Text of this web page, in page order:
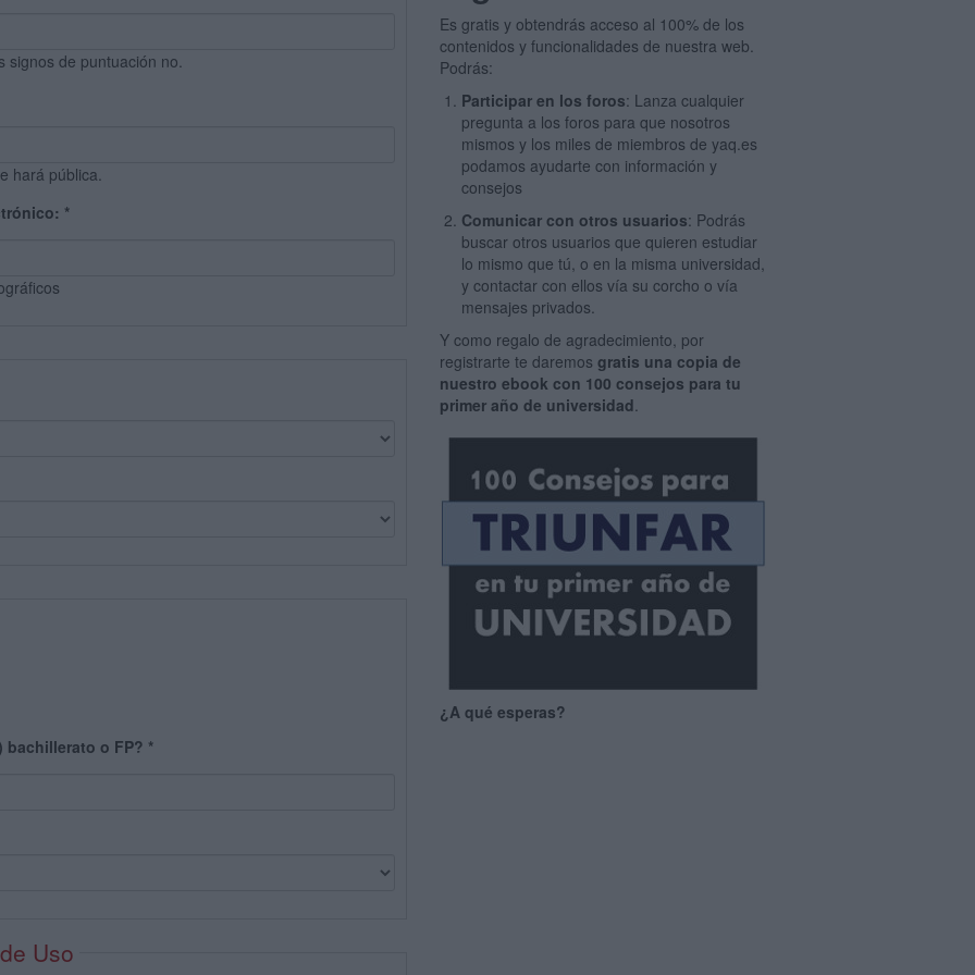
signos de puntuación no.
hará pública.
*
bachillerato o FP? *
Uso
Es gratis y obtendrás acceso al 100% de los
contenidos y funcionalidades de nuestra web.
Podrás:
Participar en los foros: Lanza cualquier
pregunta a los foros para que nosotros
mismos y los miles de miembros de yaq.es
podamos ayudarte con información y
consejos
Comunicar con otros usuarios: Podrás
buscar otros usuarios que quieren estudiar
lo mismo que tú, o en la misma universidad,
y contactar con ellos vía su corcho o vía
mensajes privados.
Y como regalo de agradecimiento, por
registrarte te daremosgratis una copia de
nuestro ebook con 100 consejos para tu
primer año de universidad.
¿A qué esperas?